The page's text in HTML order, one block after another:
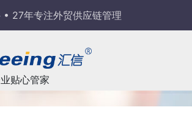
• 27年专注外贸供应链管理
贴心管家